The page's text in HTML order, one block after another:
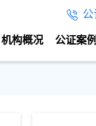
公
公证案例
机构概况